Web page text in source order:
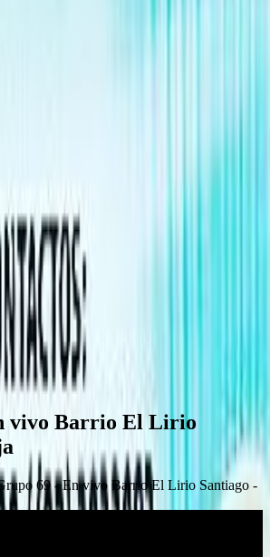
vivo Barrio El Lirio
69 - En vivo Barrio El Lirio Santiago -